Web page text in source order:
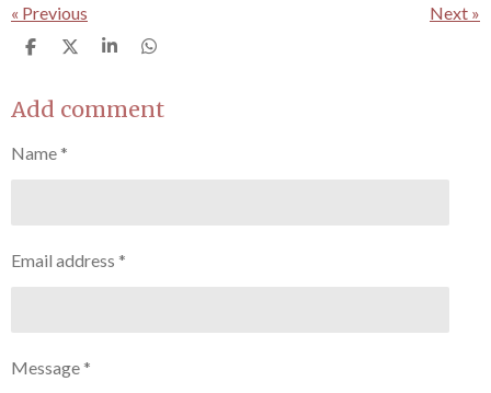
« Previous Next »
S
r
e
S
r
e
S
r
e
S
r
e
Add comment
Name *
Email address *
Message *